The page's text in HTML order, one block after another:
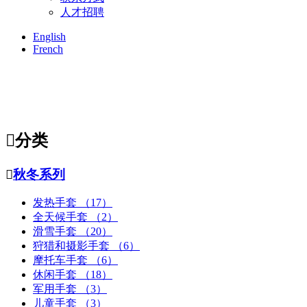
人才招聘
English
French
分类
秋冬系列
发热手套
（17）
全天候手套
（2）
滑雪手套
（20）
狩猎和摄影手套
（6）
摩托车手套
（6）
休闲手套
（18）
军用手套
（3）
儿童手套
（3）